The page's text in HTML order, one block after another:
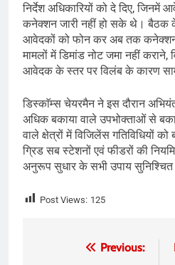
निर्देश अधिकारियों को दे दिए, जिनमें
कनेक्शन जारी नहीं हो सके थे। बैठक
आवेदकों को फोन कर अब तक कनेक्शन
मामलों में डिमांड नोट जमा नहीं
आवेदक के स्तर पर विलंब के कारण
डिस्काॅम्स चेयरमैन ने इस दौरान
अधिक बकाया वाले उपभोक्ताओं से
वाले क्षेत्रों में विजिलेंस गतिविधियों
ग्रिड सब स्टेशनों एवं फीडरों की
अनुरूप सुधार के सभी उपाय सुनिश्चित
Post Views: 125
Previous: